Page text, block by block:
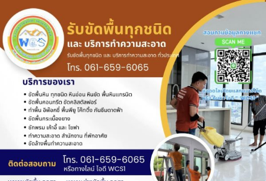
to
content
ขัดพื้นหินขัด อบต.แหลมบัวนครปฐม
ขัดพื้นหินอ่อน โทร.0616596065 ไลน์ WCS1